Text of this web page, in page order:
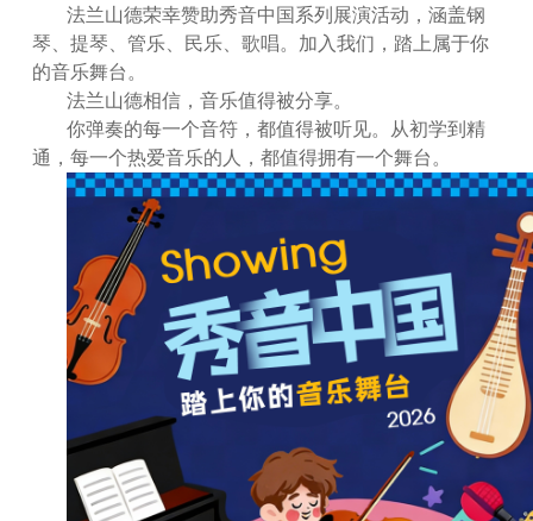
法兰山德荣幸赞助秀音中国系列展演活动，涵盖钢
琴、提琴、管乐、民乐、歌唱。加入我们，踏上属于你
的音乐舞台。
法兰山德相信，音乐值得被分享。
你弹奏的每一个音符，都值得被听见。从初学到精
通，每一个热爱音乐的人，都值得拥有一个舞台。